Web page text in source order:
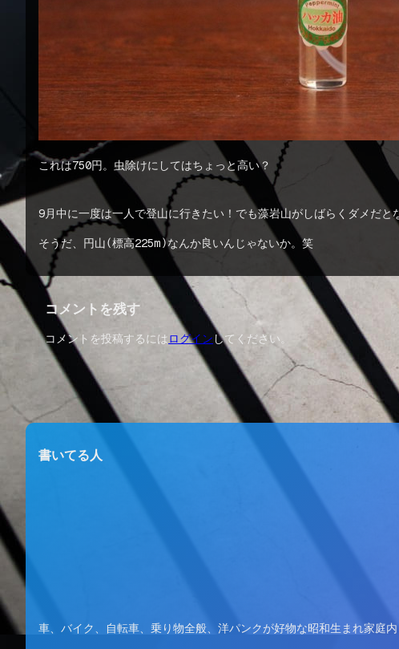
これは750円。虫除けにしてはちょっと高い？
9月中に一度は一人で登山に行きたい！でも藻岩山がしばらくダメだ
そうだ、円山(標高225m)なんか良いんじゃないか。笑
コメントを残す
コメントを投稿するには ログイン してください。
書いてる人
車、バイク、自転車、乗り物全般、洋パンクが好物な昭和生まれ家庭